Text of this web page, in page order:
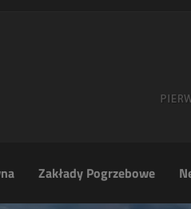
Zakłady Pogrzebowe